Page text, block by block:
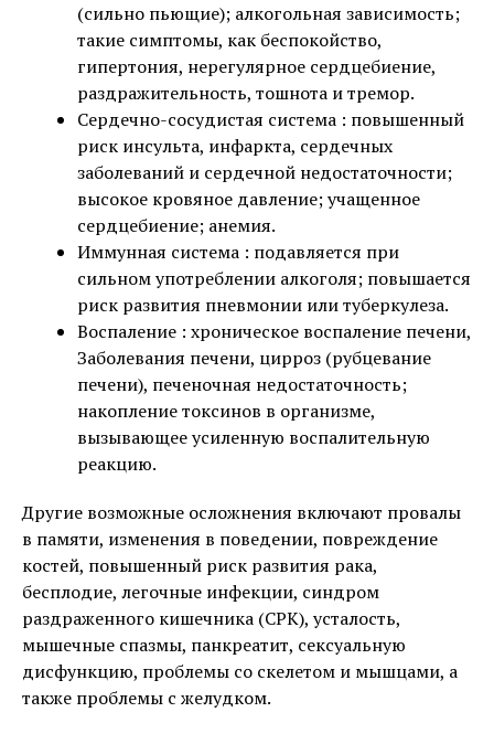
(сильно пьющие); алкогольная зависимость;
такие симптомы, как беспокойство,
гипертония, нерегулярное сердцебиение,
раздражительность, тошнота и тремор.
Сердечно-сосудистая система : повышенный
риск инсульта, инфаркта, сердечных
заболеваний и сердечной недостаточности;
высокое кровяное давление; учащенное
сердцебиение; анемия.
Иммунная система : подавляется при
сильном употреблении алкоголя; повышается
риск развития пневмонии или туберкулеза.
Воспаление : хроническое воспаление печени,
Заболевания печени, цирроз (рубцевание
печени), печеночная недостаточность;
накопление токсинов в организме,
вызывающее усиленную воспалительную
реакцию.
Другие возможные осложнения включают провалы
в памяти, изменения в поведении, повреждение
костей, повышенный риск развития рака,
бесплодие, легочные инфекции, синдром
раздраженного кишечника (СРК), усталость,
мышечные спазмы, панкреатит, сексуальную
дисфункцию, проблемы со скелетом и мышцами, а
также проблемы с желудком.